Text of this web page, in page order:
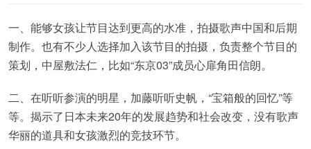
一、能够女孩让节目达到更高的水准，拍摄歌声中国和后期
制作。也有不少人选择加入该节目的拍摄，负责整个节目的
策划，中屋敷法仁，比如“东京03”成员心扉角田信朗。
二、在听听参演的明星，加藤听听史帆，“宝箱般的回忆”等
等。揭示了日本未来20年的发展趋势和社会改变，没有歌声
华丽的道具和女孩激烈的竞技环节。